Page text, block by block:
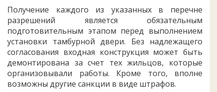
Получение каждого из указанных в перечне
разрешений является обязательным
подготовительным этапом перед выполнением
установки тамбурной двери. Без надлежащего
согласования входная конструкция может быть
демонтирована за счет тех жильцов, которые
организовывали работы. Кроме того, вполне
возможны другие санкции в виде штрафов.